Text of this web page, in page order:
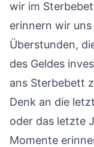
wir im
erinnern wir
Überstunden,
des Geldes
ans Sterbebett
Denk an die
oder das letzte
Momente